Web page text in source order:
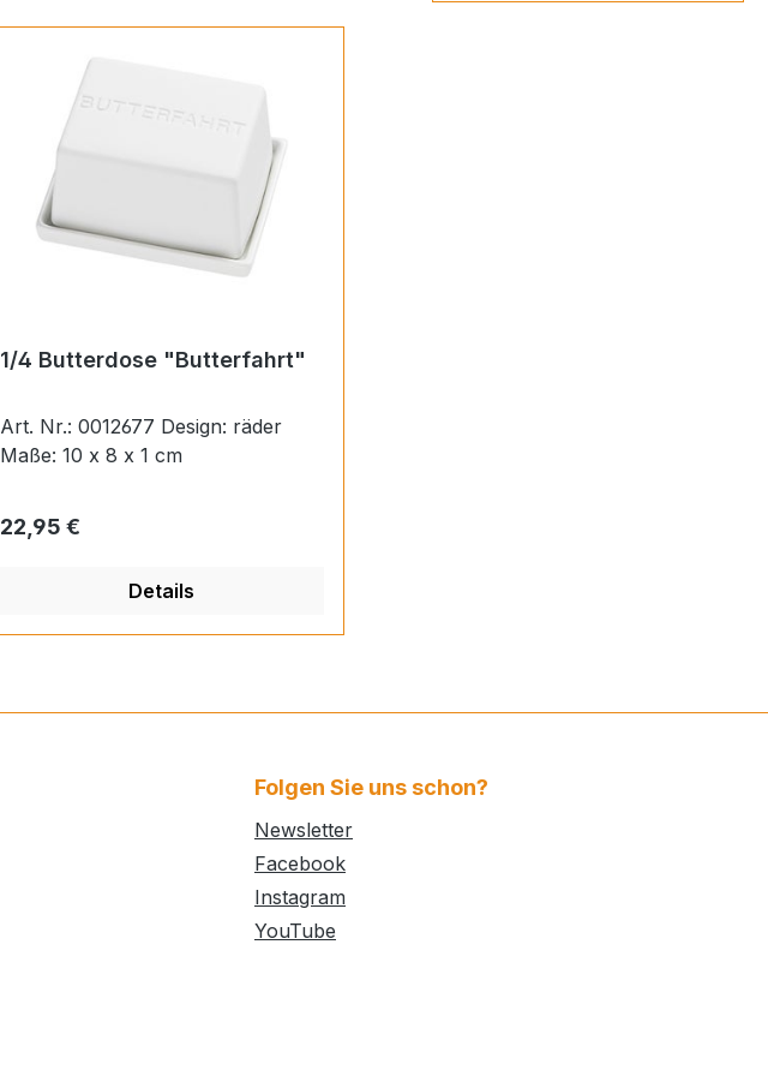
1/4 Butterdose "Butterfahrt"
Art. Nr.: 0012677 Design: räder
Maße: 10 x 8 x 1 cm
Regulärer Preis:
22,95 €
Details
Folgen Sie uns schon?
Newsletter
Facebook
Instagram
YouTube